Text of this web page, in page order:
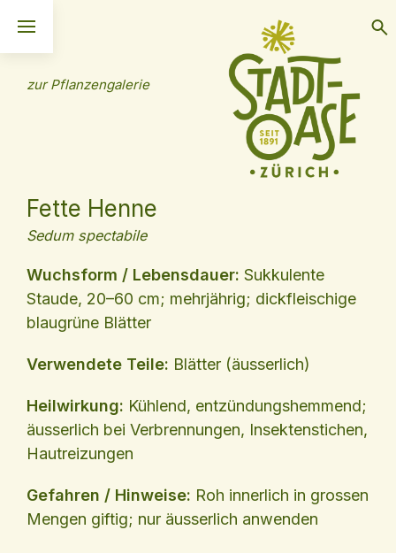
zur Pflanzengalerie
Fette Henne
Sedum spectabile
Wuchsform / Lebensdauer: Sukkulente
Staude, 20–60 cm; mehrjährig; dickfleischige
blaugrüne Blätter
Verwendete Teile: Blätter (äusserlich)
Heilwirkung: Kühlend, entzündungshemmend;
äusserlich bei Verbrennungen, Insektenstichen,
Hautreizungen
Gefahren / Hinweise: Roh innerlich in grossen
Mengen giftig; nur äusserlich anwenden